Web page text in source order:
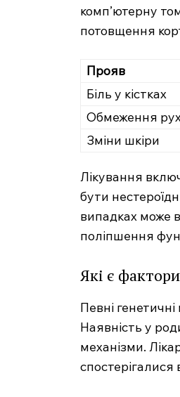
комп’ютерну
потовщення
Прояв
Біль у кістках
Обмеження
Зміни шкіри
Лікування
бути
випадках може
поліпшення
Які є
Певні
Наявність у
механізми.
спостерігалися